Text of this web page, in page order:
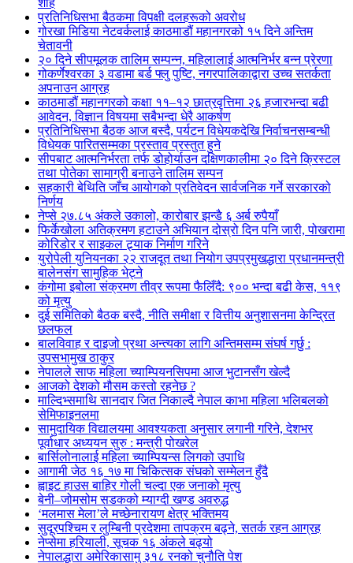
शाह
प्रतिनिधिसभा बैठकमा विपक्षी दलहरूको अवरोध
गोरखा मिडिया नेटवर्कलाई काठमाडौं महानगरको १५ दिने अन्तिम
चेतावनी
२० दिने सीपमूलक तालिम सम्पन्न, महिलालाई आत्मनिर्भर बन्न प्रेरणा
गोकर्णेश्वरका ३ वडामा बर्ड फ्लु पुष्टि, नगरपालिकाद्वारा उच्च सतर्कता
अपनाउन आग्रह
काठमाडौं महानगरको कक्षा ११–१२ छात्रवृत्तिमा २६ हजारभन्दा बढी
आवेदन, विज्ञान विषयमा सबैभन्दा धेरै आकर्षण
प्रतिनिधिसभा बैठक आज बस्दै, पर्यटन विधेयकदेखि निर्वाचनसम्बन्धी
विधेयक पारितसम्मका प्रस्ताव प्रस्तुत हुने
सीपबाट आत्मनिर्भरता तर्फ डोहोर्याउन दक्षिणकालीमा २० दिने क्रिस्टल
तथा पोतेका सामाग्री बनाउने तालिम सम्पन
सहकारी बेथिति जाँच आयोगको प्रतिवेदन सार्वजनिक गर्ने सरकारको
निर्णय
नेप्से २७.८५ अंकले उकालो, कारोबार झन्डै ६ अर्ब रुपैयाँ
फिर्केखोला अतिक्रमण हटाउने अभियान दोस्रो दिन पनि जारी, पोखरामा
कोरिडोर र साइकल ट्र्याक निर्माण गरिने
युरोपेली युनियनका २२ राजदूत तथा नियोग उपप्रमुखद्धारा प्रधानमन्त्री
बालेनसंग सामुहिक भेट्ने
कंगोमा इबोला संक्रमण तीव्र रूपमा फैलिँदै: ९०० भन्दा बढी केस, ११९
को मृत्यु
दुई समितिको बैठक बस्दै, नीति समीक्षा र वित्तीय अनुशासनमा केन्द्रित
छलफल
बालविवाह र दाइजो प्रथा अन्त्यका लागि अन्तिमसम्म संघर्ष गर्छु :
उपसभामुख ठाकुर
नेपालले साफ महिला च्याम्पियनसिपमा आज भुटानसँग खेल्दै
आजको देशको मौसम कस्तो रहनेछ ?
माल्दिभ्समाथि सानदार जित निकाल्दै नेपाल काभा महिला भलिबलको
सेमिफाइनलमा
सामुदायिक विद्यालयमा आवश्यकता अनुसार लगानी गरिने, देशभर
पूर्वाधार अध्ययन सुरु : मन्त्री पोखरेल
बार्सिलोनालाई महिला च्याम्पियन्स लिगको उपाधि
आगामी जेठ १६ १७ मा चिकित्सक संघको सम्मेलन हुँदै
ह्वाइट हाउस बाहिर गोली चल्दा एक जनाको मृत्यु
बेनी–जोमसोम सडकको म्याग्दी खण्ड अवरुद्ध
‘मलमास मेला’ले मच्छेनारायण क्षेत्र भक्तिमय
सुदूरपश्चिम र लुम्बिनी प्रदेशमा तापक्रम बढ्ने, सतर्क रहन आग्रह
नेप्सेमा हरियाली, सूचक १६ अंकले बढ्यो
नेपालद्धारा अमेरिकासामु ३१८ रनको चुनौति पेश